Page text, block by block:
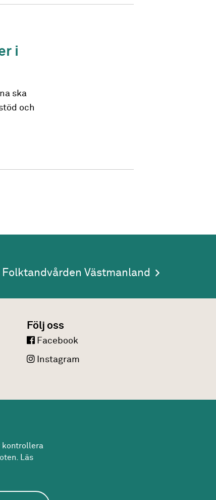
i
ska
och
Folktandvården Västmanland
Följ oss
Facebook
Instagram
kontrollera
Läs